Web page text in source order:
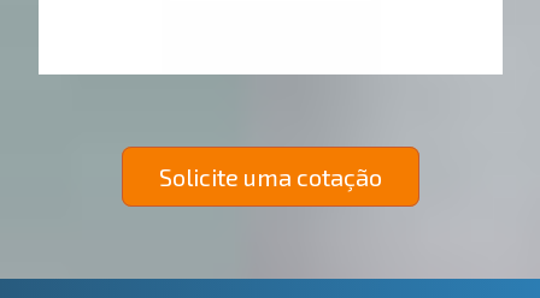
Solicite uma cotação